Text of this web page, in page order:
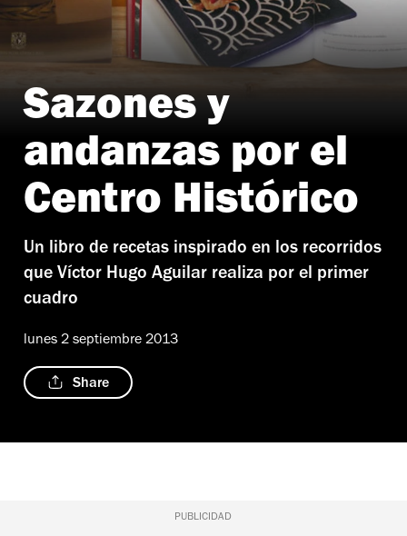
Sazones y
andanzas por el
Centro Histórico
Un libro de recetas inspirado en los recorridos
que Víctor Hugo Aguilar realiza por el primer
cuadro
lunes 2 septiembre 2013
Share
PUBLICIDAD